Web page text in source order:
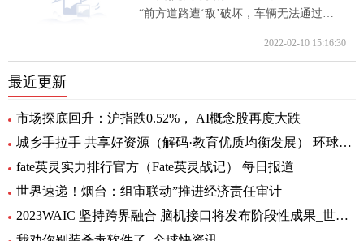
“前方道路遭‘敌’破坏，车辆无法通过。...
2022-02-10 15:16:30
最近更新
市场探底回升：沪指跌0.52%， AI概念股再度大跌
城乡手拉手 共享好资源（解码·教育优质均衡发展） 环球通讯
fate英灵实力排行官方（Fate英灵战记） 每日报道
世界速递！烟台：组审联动”推进经济责任审计
2023WAIC 坚持跨界融合 脑机接口将发布阶段性成果_世界热讯